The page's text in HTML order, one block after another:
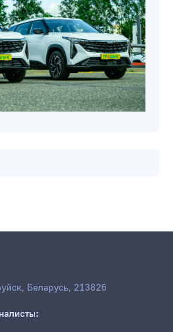
Беларусь, 213826